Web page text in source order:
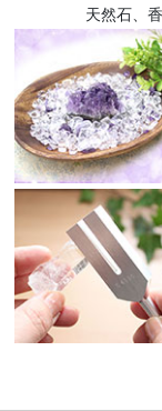
天然石、